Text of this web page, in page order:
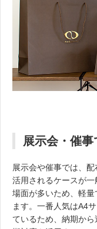
展示会・催
展示会や催事では、
活用されるケースが
場面が多いため、軽
ます。一番人気はA4
ているため、納期か